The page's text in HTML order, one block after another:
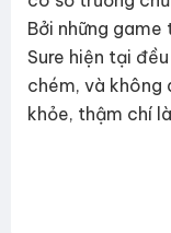
Bởi những
Sure hiện tại
chém, và không
khỏe, thậm chí